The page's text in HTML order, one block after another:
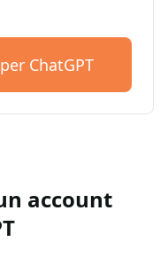
ChatGPT
account